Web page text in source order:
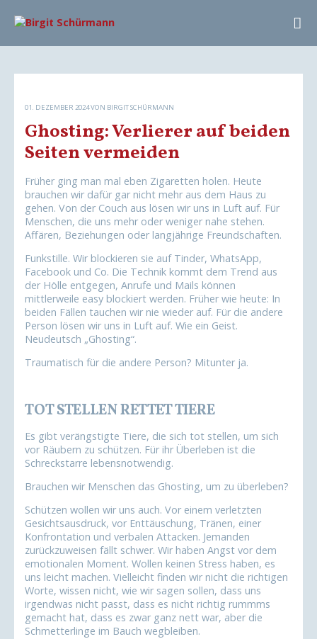
01. DEZEMBER 2024VON BIRGIT SCHÜRMANN
Ghosting: Verlierer auf beiden
Seiten vermeiden
Früher ging man mal eben Zigaretten holen. Heute
brauchen wir dafür gar nicht mehr aus dem Haus zu
gehen. Von der Couch aus lösen wir uns in Luft auf. Für
Menschen, die uns mehr oder weniger nahe stehen.
Affären, Beziehungen oder langjährige Freundschaften.
Funkstille. Wir blockieren sie auf Tinder, WhatsApp,
Facebook und Co. Die Technik kommt dem Trend aus
der Hölle entgegen, Anrufe und Mails können
mittlerweile easy blockiert werden. Früher wie heute: In
beiden Fällen tauchen wir nie wieder auf. Für die andere
Person lösen wir uns in Luft auf. Wie ein Geist.
Neudeutsch „Ghosting“.
Traumatisch für die andere Person? Mitunter ja.
TOT STELLEN RETTET TIERE
Es gibt verängstigte Tiere, die sich tot stellen, um sich
vor Räubern zu schützen. Für ihr Überleben ist die
Schreckstarre lebensnotwendig.
Brauchen wir Menschen das Ghosting, um zu überleben?
Schützen wollen wir uns auch. Vor einem verletzten
Gesichtsausdruck, vor Enttäuschung, Tränen, einer
Konfrontation und verbalen Attacken. Jemanden
zurückzuweisen fällt schwer. Wir haben Angst vor dem
emotionalen Moment. Wollen keinen Stress haben, es
uns leicht machen. Vielleicht finden wir nicht die richtigen
Worte, wissen nicht, wie wir sagen sollen, dass uns
irgendwas nicht passt, dass es nicht richtig rummms
gemacht hat, dass es zwar ganz nett war, aber die
Schmetterlinge im Bauch wegbleiben.